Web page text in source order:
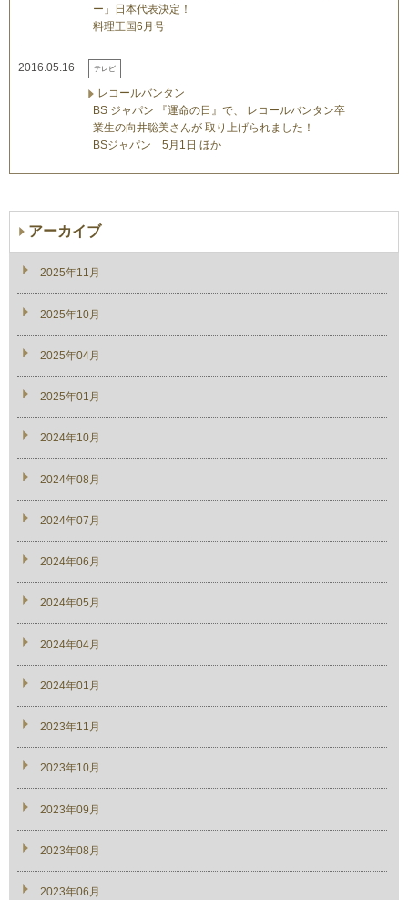
ー」日本代表決定！
料理王国6月号
2016.05.16 テレビ
レコールバンタン
BS ジャパン 『運命の日』で、 レコールバンタン卒
業生の向井聡美さんが 取り上げられました！
BSジャパン 5月1日 ほか
アーカイブ
2025年11月
2025年10月
2025年04月
2025年01月
2024年10月
2024年08月
2024年07月
2024年06月
2024年05月
2024年04月
2024年01月
2023年11月
2023年10月
2023年09月
2023年08月
2023年06月